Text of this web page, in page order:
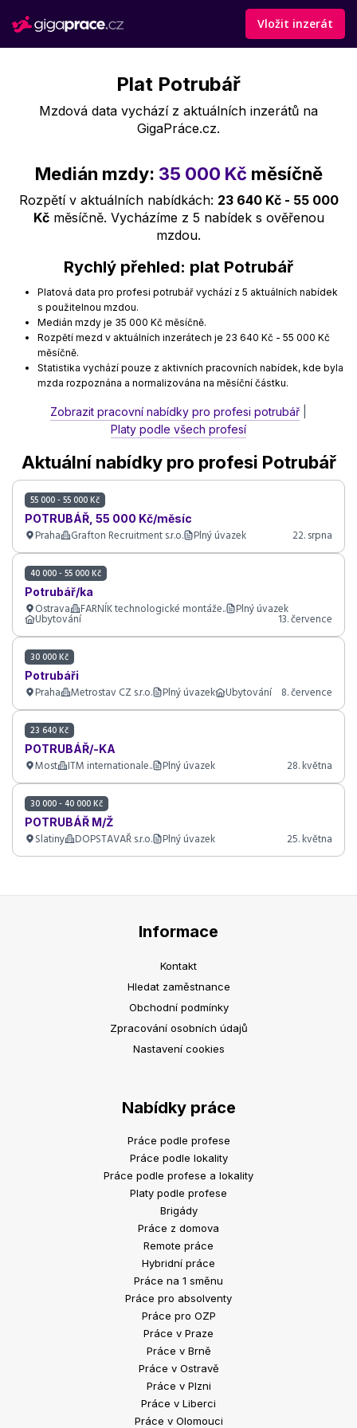
Vložit inzerát
Plat Potrubář
Mzdová data vychází z aktuálních inzerátů na
GigaPráce.cz.
Medián mzdy: 35 000 Kč měsíčně
Rozpětí v aktuálních nabídkách: 23 640 Kč - 55 000
Kčměsíčně. Vycházíme z 5 nabídek s ověřenou
mzdou.
Rychlý přehled: plat Potrubář
Platová data pro profesi potrubář vychází z 5 aktuálních nabídek
s použitelnou mzdou.
Medián mzdy je 35 000 Kč měsíčně.
Rozpětí mezd v aktuálních inzerátech je 23 640 Kč - 55 000 Kč
měsíčně.
Statistika vychází pouze z aktivních pracovních nabídek, kde byla
mzda rozpoznána a normalizována na měsíční částku.
Zobrazit pracovní nabídky pro profesi potrubář
Platy podle všech profesí
Aktuální nabídky pro profesi Potrubář
55 000 - 55 000 Kč
POTRUBÁŘ, 55 000 Kč/měsíc
Praha Grafton Recruitment s.r.o. Plný úvazek 22. srpna
40 000 - 55 000 Kč
Potrubář/ka
Ostrava FARNÍK technologické montáže.. Plný úvazek
Ubytování 13. července
30 000 Kč
Potrubáři
Praha Metrostav CZ s.r.o. Plný úvazek Ubytování 8. července
23 640 Kč
POTRUBÁŘ/-KA
Most ITM internationale.. Plný úvazek 28. května
30 000 - 40 000 Kč
POTRUBÁŘ M/Ž
Slatiny DOPSTAVAŘ s.r.o. Plný úvazek 25. května
Informace
Kontakt
Hledat zaměstnance
Obchodní podmínky
Zpracování osobních údajů
Nastavení cookies
Nabídky práce
Práce podle profese
Práce podle lokality
Práce podle profese a lokality
Platy podle profese
Brigády
Práce z domova
Remote práce
Hybridní práce
Práce na 1 směnu
Práce pro absolventy
Práce pro OZP
Práce v Praze
Práce v Brně
Práce v Ostravě
Práce v Plzni
Práce v Liberci
Práce v Olomouci